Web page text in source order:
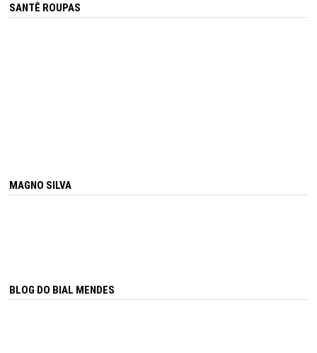
SANTÊ ROUPAS
MAGNO SILVA
BLOG DO BIAL MENDES